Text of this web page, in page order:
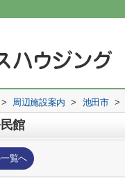
> 周辺施設案内 > 池田市 >
館
覧へ